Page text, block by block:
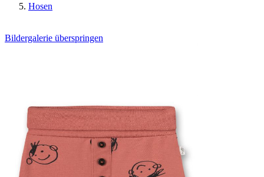
Hosen
Bildergalerie überspringen